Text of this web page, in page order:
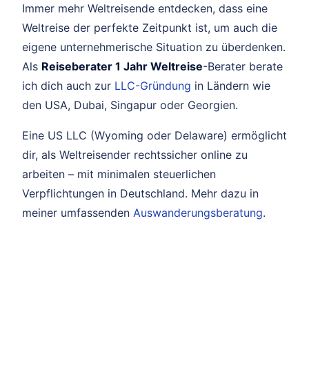
Immer mehr Weltreisende entdecken, dass eine
Weltreise der perfekte Zeitpunkt ist, um auch die
eigene unternehmerische Situation zu überdenken.
Als Reiseberater 1 Jahr Weltreise-Berater berate
ich dich auch zur LLC-Gründung in Ländern wie
den USA, Dubai, Singapur oder Georgien.
Eine US LLC (Wyoming oder Delaware) ermöglicht
dir, als Weltreisender rechtssicher online zu
arbeiten – mit minimalen steuerlichen
Verpflichtungen in Deutschland. Mehr dazu in
meiner umfassenden Auswanderungsberatung.